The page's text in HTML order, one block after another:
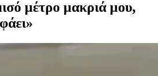
μέτρο μακριά μου,